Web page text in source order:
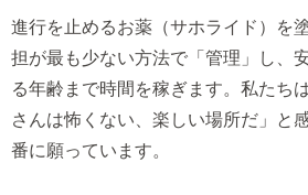
進行を止めるお薬（サホライド）を
担が最も少ない方法で「管理」し、
る年齢まで時間を稼ぎます。私たち
さんは怖くない、楽しい場所だ」と
番に願っています。